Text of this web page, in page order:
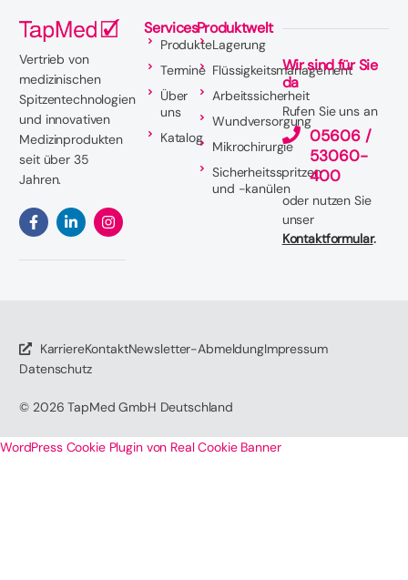
Vertrieb von
medizinischen
Spitzentechnologien
und innovativen
Medizinprodukten
seit über 35
Jahren.
Services
Produkte
Termine
Über
uns
Katalog
Produktwelt
Lagerung
Flüssigkeitsmanagement
Arbeitssicherheit
Wundversorgung
Mikrochirurgie
Sicherheitsspritzen
und -kanülen
Wir sind für Sie
da
Rufen Sie uns an
05606 /
53060-
400
oder nutzen Sie
unser
Kontaktformular.
KarriereKontaktNewsletter-AbmeldungImpressum
Datenschutz
© 2026TapMed GmbH Deutschland
WordPress Cookie Plugin von Real Cookie Banner